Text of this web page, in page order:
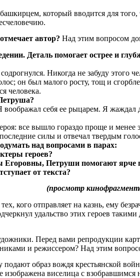
который вводится для
автор? Над этим вопросом
Деталь помогает острее и
Никогда не забуду этого
он был малого росту, тощ и
человека.
себя ее рыцарем. Я
все вышло гораздо проще и
силы и отвечал твердым
над вопросами в парах:
героев?
Егоровны, Петруши помогают ярче
от текста?
(просмотр
кого отправляет на казнь, ему
удальство этих героев
Перед вами репродукции
и режиссером? Над этим
образ вождя крестьянской
изображена виселица с